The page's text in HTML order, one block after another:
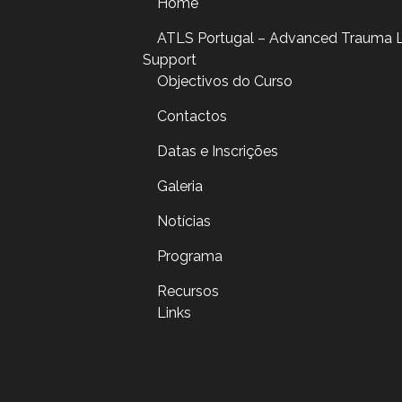
ATLS Portugal – Advanced Trauma
Support
Objectivos do Curso
Contactos
Datas e Inscrições
Galeria
Notícias
Programa
Recursos
Links